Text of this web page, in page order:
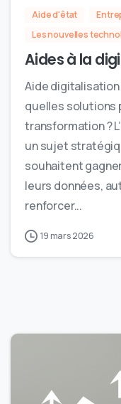
Aide d'êtat
Les nouvelles
Aides à la
Aide digitalisation
quelles solutions
transformation ?
un sujet
souhaitent
leurs données,
renforcer...
19 mars 2026